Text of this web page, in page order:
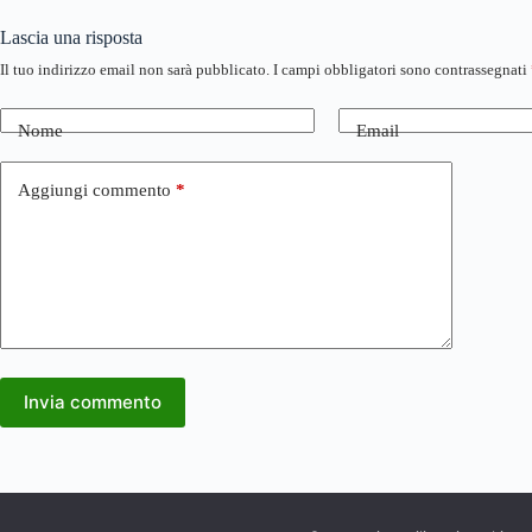
Lascia una risposta
Il tuo indirizzo email non sarà pubblicato. I campi obbligatori sono contrassegnati
Nome Email
Aggiungi commento *
Invia commento